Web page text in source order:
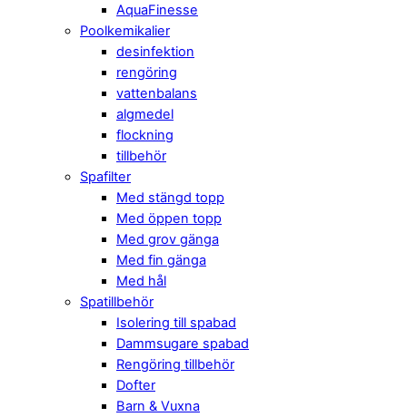
AquaFinesse
Poolkemikalier
desinfektion
rengöring
vattenbalans
algmedel
flockning
tillbehör
Spafilter
Med stängd topp
Med öppen topp
Med grov gänga
Med fin gänga
Med hål
Spatillbehör
Isolering till spabad
Dammsugare spabad
Rengöring tillbehör
Dofter
Barn & Vuxna